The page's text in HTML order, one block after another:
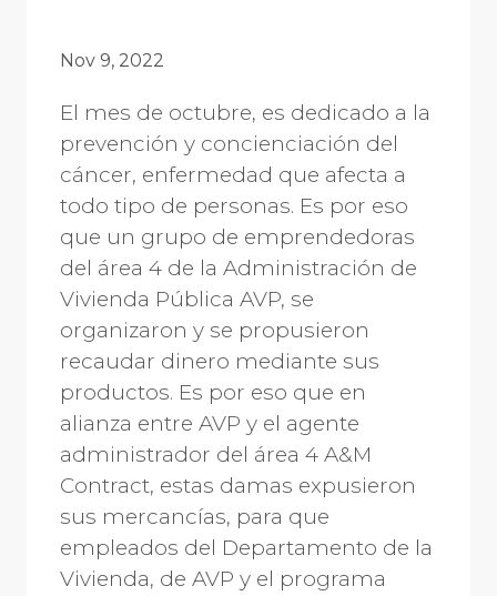
Nov 9, 2022
El mes de octubre, es dedicado a la
prevención y concienciación del
cáncer, enfermedad que afecta a
todo tipo de personas. Es por eso
que un grupo de emprendedoras
del área 4 de la Administración de
Vivienda Pública AVP, se
organizaron y se propusieron
recaudar dinero mediante sus
productos. Es por eso que en
alianza entre AVP y el agente
administrador del área 4 A&M
Contract, estas damas expusieron
sus mercancías, para que
empleados del Departamento de la
Vivienda, de AVP y el programa